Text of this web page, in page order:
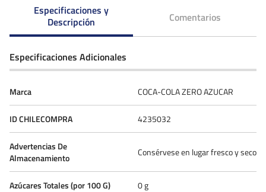
Especificaciones y
Descripción
Comentarios
Especificaciones Adicionales
Marca COCA-COLA ZERO AZUCAR
ID CHILECOMPRA 4235032
Advertencias De
Almacenamiento
Consérvese en lugar fresco y seco
Azúcares Totales (por 100 G) 0 g